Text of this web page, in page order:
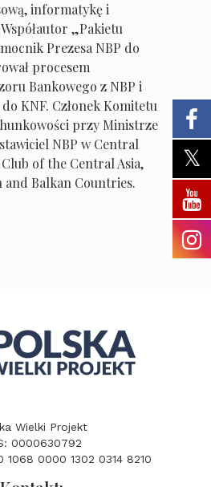
informatykę i
„Pakietu
Prezesa NBP do
procesem
Bankowego z NBP i
KNF. Członek Komitetu
przy Ministrze
NBP w Central
of the Central Asia,
and Balkan Countries.
Wielki Projekt
0000630792
1068 0000 1302 0314 8210